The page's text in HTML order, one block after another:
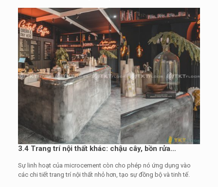
3.4 Trang trí nội thất khác: chậu cây, bồn rửa…
Sự linh hoạt của microcement còn cho phép nó ứng dụng vào
các chi tiết trang trí nội thất nhỏ hơn, tạo sự đồng bộ và tinh tế.